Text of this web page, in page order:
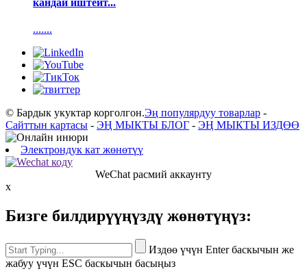
кандай иштейт...
.......
© Бардык укуктар корголгон.Эң популярдуу товарлар -
Сайттын картасы - ЭҢ МЫКТЫ БЛОГ - ЭҢ МЫКТЫ ИЗДӨӨ
Электрондук кат жөнөтүү
WeChat расмий аккаунту
x
Бизге билдирүүңүздү жөнөтүңүз:
Издөө үчүн Enter баскычын же
жабуу үчүн ESC баскычын басыңыз